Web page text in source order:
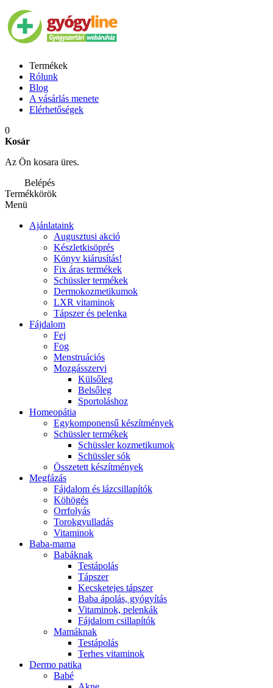
Termékek
Rólunk
Blog
A vásárlás menete
Elérhetőségek
0
Kosár
Az Ön kosara üres.
Belépés
Termékkörök
Menü
Ajánlataink
Augusztusi akció
Készletkisöprés
Könyv kiárusítás!
Fix áras termékek
Schüssler termékek
Dermokozmetikumok
LXR vitaminok
Tápszer és pelenka
Fájdalom
Fej
Fog
Menstruációs
Mozgásszervi
Külsőleg
Belsőleg
Sportoláshoz
Homeopátia
Egykomponensű készítmények
Schüssler termékek
Schüssler kozmetikumok
Schüssler sók
Összetett készítmények
Megfázás
Fájdalom és lázcsillapítók
Köhögés
Orrfolyás
Torokgyulladás
Vitaminok
Baba-mama
Babáknak
Testápolás
Tápszer
Kecsketejes tápszer
Baba ápolás, gyógyítás
Vitaminok, pelenkák
Fájdalom csillapítók
Mamáknak
Testápolás
Terhes vitaminok
Dermo patika
Babé